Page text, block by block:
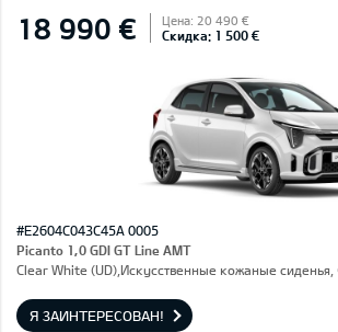
18 990 € Цена: 20 490 €
Скидка: 1 500 €
#E2604C043C45A 0005
Picanto 1,0 GDI GT Line AMT
Clear White (UD),Искусственные кожаные
Я ЗАИНТЕРЕСОВАН!